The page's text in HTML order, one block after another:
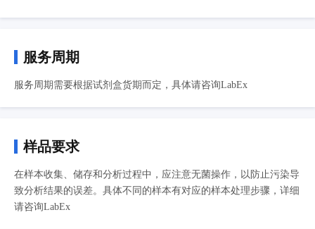
服务周期
服务周期需要根据试剂盒货期而定，具体请咨询LabEx
样品要求
在样本收集、储存和分析过程中，应注意无菌操作，以防止污染导
致分析结果的误差。具体不同的样本有对应的样本处理步骤，详细
请咨询LabEx